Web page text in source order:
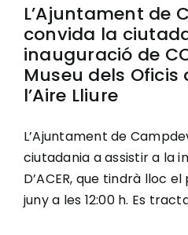
L’Ajuntament de
convida la
inauguració de
Museu dels Oficis
l’Aire Lliure
L’Ajuntament de
ciutadania a assistir a la
D’ACER, que tindrà lloc
juny a les 12:00 h. Es